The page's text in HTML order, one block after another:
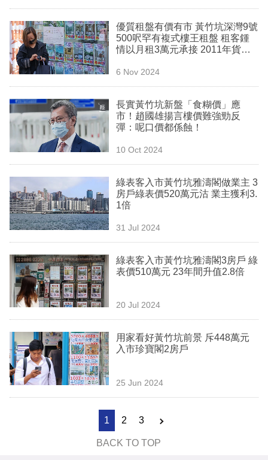
欄
訂
閱
區
優質租盤有價有市 黃竹坑深灣9號
500呎罕有複式樓王租盤 租客鍾
情以月租3萬元承接 2011年貨租
6 Nov 2024
長實黃竹坑新盤「食糊價」應
市！趙國雄揚言樓價難強勁反
彈：呢口價都係蝕！
10 Oct 2024
綠表客入市黃竹坑雅濤閣做業主 3
房戶綠表價520萬元沽 業主獲利3.
1倍
31 Jul 2024
綠表客入市黃竹坑雅濤閣3房戶 綠
表價510萬元 23年間升值2.8倍
20 Jul 2024
用家看好黃竹坑前景 斥448萬元
入市珍寶閣2房戶
25 Jun 2024
1 2 3
BACK TO TOP